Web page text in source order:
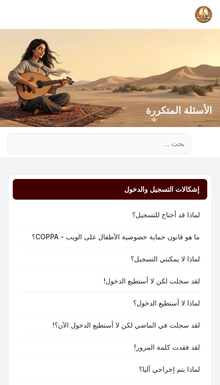
الأسئلة المتكررة
إشكالات التسجيل والدخول
لماذا قد أحتاج للتسجيل؟
ما هو قانون حماية خصوصية الأطفال على الويب - COPPA؟
لماذا لا يمكنني التسجيل؟
لقد سجلت لكن لا أستطيع الدخول!
لماذا لا أستطيع الدخول؟
لقد سجلت في الماضي لكن لا أستطيع الدخول الآن؟!
لقد فقدت كلمة المرور!
لماذا يتم إخراجي آليا؟